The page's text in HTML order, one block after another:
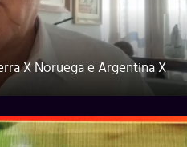
X Noruega e Argentina X